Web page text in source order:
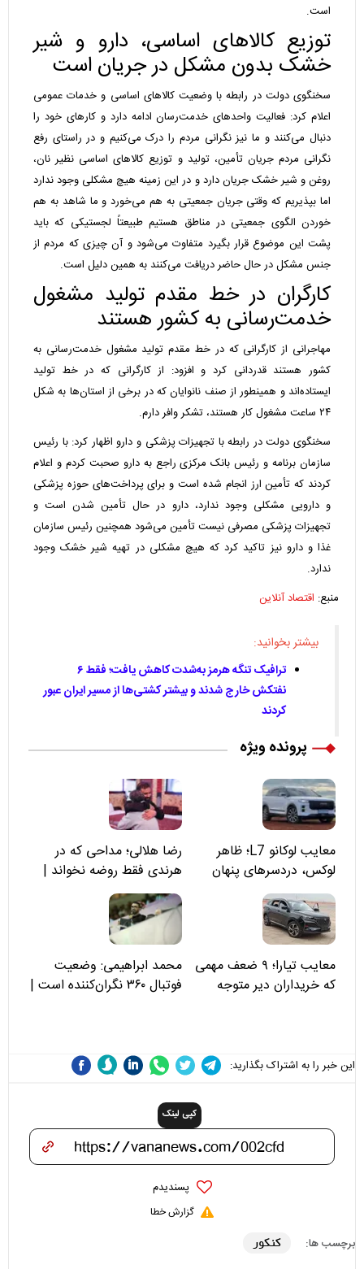
است.
توزیع کالاهای اساسی، دارو و شیر
خشک بدون مشکل در جریان است
سخنگوی دولت در رابطه با وضعیت کالاهای اساسی و خدمات عمومی
اعلام کرد: فعالیت واحدهای خدمت‌رسان ادامه دارد و کارهای خود را
دنبال می‌کنند و ما نیز نگرانی مردم را درک می‌کنیم و در راستای رفع
نگرانی مردم جریان تأمین، تولید و توزیع کالاهای اساسی نظیر نان،
روغن و شیر خشک جریان دارد و در این زمینه هیچ مشکلی وجود ندارد
اما بپذیریم که وقتی جریان جمعیتی به هم می‌خورد و ما شاهد به هم
خوردن الگوی جمعیتی در مناطق هستیم طبیعتاً لجستیکی که باید
پشت این موضوع قرار بگیرد متفاوت می‌شود و آن چیزی که مردم از
جنس مشکل در حال حاضر دریافت می‌کنند به همین دلیل است.
کارگران در خط مقدم تولید مشغول
خدمت‌رسانی به کشور هستند
مهاجرانی از کارگرانی که در خط مقدم تولید مشغول خدمت‌رسانی به
کشور هستند قدردانی کرد و افزود: از کارگرانی که در خط تولید
ایستاده‌اند و همینطور از صنف نانوایان که در برخی از استان‌ها به شکل
۲۴ ساعت مشغول کار هستند، تشکر وافر دارم.
سخنگوی دولت در رابطه با تجهیزات پزشکی و دارو اظهار کرد: با رئیس
سازمان برنامه و رئیس بانک مرکزی راجع به دارو صحبت کردم و اعلام
کردند که تأمین ارز انجام شده است و برای پرداخت‌های حوزه پزشکی
و دارویی مشکلی وجود ندارد، دارو در حال تأمین شدن است و
تجهیزات پزشکی مصرفی نیست تأمین می‌شود همچنین رئیس سازمان
غذا و دارو نیز تاکید کرد که هیچ مشکلی در تهیه شیر خشک وجود
ندارد.
منبع: اقتصاد آنلاین
بیشتر بخوانید:
ترافیک تنگه هرمز به‌شدت کاهش یافت؛ فقط ۶
نفتکش خارج شدند و بیشتر کشتی‌ها از مسیر ایران عبور
کردند
پرونده ویژه
معایب لوکانو L7؛ ظاهر
لوکس، دردسرهای پنهان
رضا هلالی؛ مداحی که در
هرندی فقط روضه نخواند |
مسئولان «تکیه‌گاه آقا مرتضی
علی(ع)» را جدی‌تر ببینند
معایب تیارا؛ ۹ ضعف مهمی
که خریداران دیر متوجه
محمد ابراهیمی: وضعیت
فوتبال ۳۶۰ نگران‌کننده است |
این خبر را به اشتراک بگذارید:
کپی لینک
پسندیدم
گزارش خطا
برچسب ها: کنکور